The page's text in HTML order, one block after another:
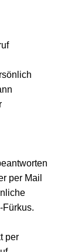
per Mail
Fürkus.
per